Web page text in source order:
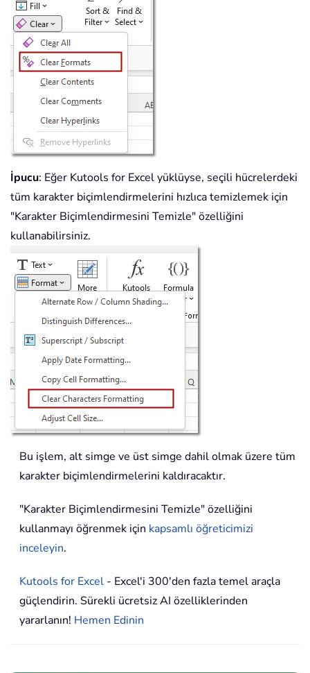
İpucu: Eğer Kutools for Excel yüklüyse, seçili hücrelerdeki
tüm karakter biçimlendirmelerini hızlıca temizlemek için
"Karakter Biçimlendirmesini Temizle" özelliğini
kullanabilirsiniz.
Bu işlem, alt simge ve üst simge dahil olmak üzere tüm
karakter biçimlendirmelerini kaldıracaktır.
"Karakter Biçimlendirmesini Temizle" özelliğini
kullanmayı öğrenmek için kapsamlı öğreticimizi
inceleyin.
Kutools for Excel - Excel'i 300'den fazla temel araçla
güçlendirin. Sürekli ücretsiz AI özelliklerinden
yararlanın! Hemen Edinin